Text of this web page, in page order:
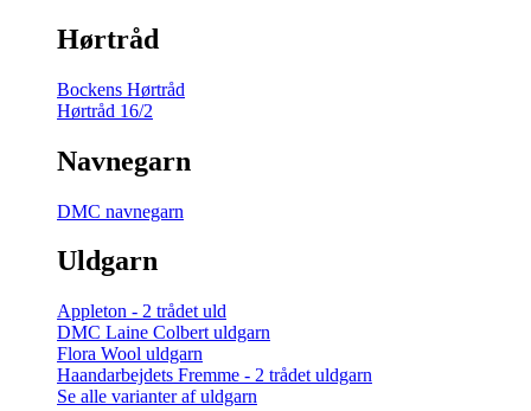
Hørtråd
Bockens Hørtråd
Hørtråd 16/2
Navnegarn
DMC navnegarn
Uldgarn
Appleton - 2 trådet uld
DMC Laine Colbert uldgarn
Flora Wool uldgarn
Haandarbejdets Fremme - 2 trådet uldgarn
Se alle varianter af uldgarn